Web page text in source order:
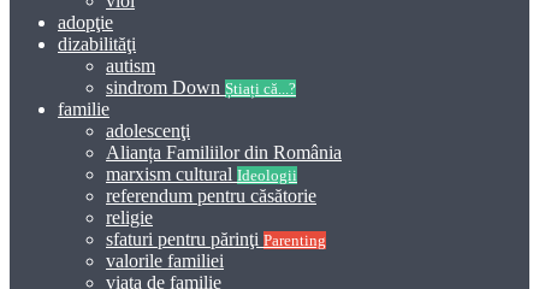
adopţie
dizabilităţi
autism
sindrom Down Știați că...?
familie
adolescenţi
Alianța Familiilor din România
marxism cultural Ideologii
referendum pentru căsătorie
religie
sfaturi pentru părinţi Parenting
valorile familiei
viaţa de familie